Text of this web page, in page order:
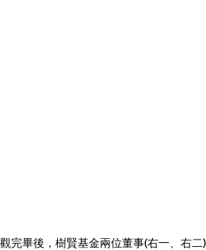
完畢後，樹賢基金兩位董事(右一、右